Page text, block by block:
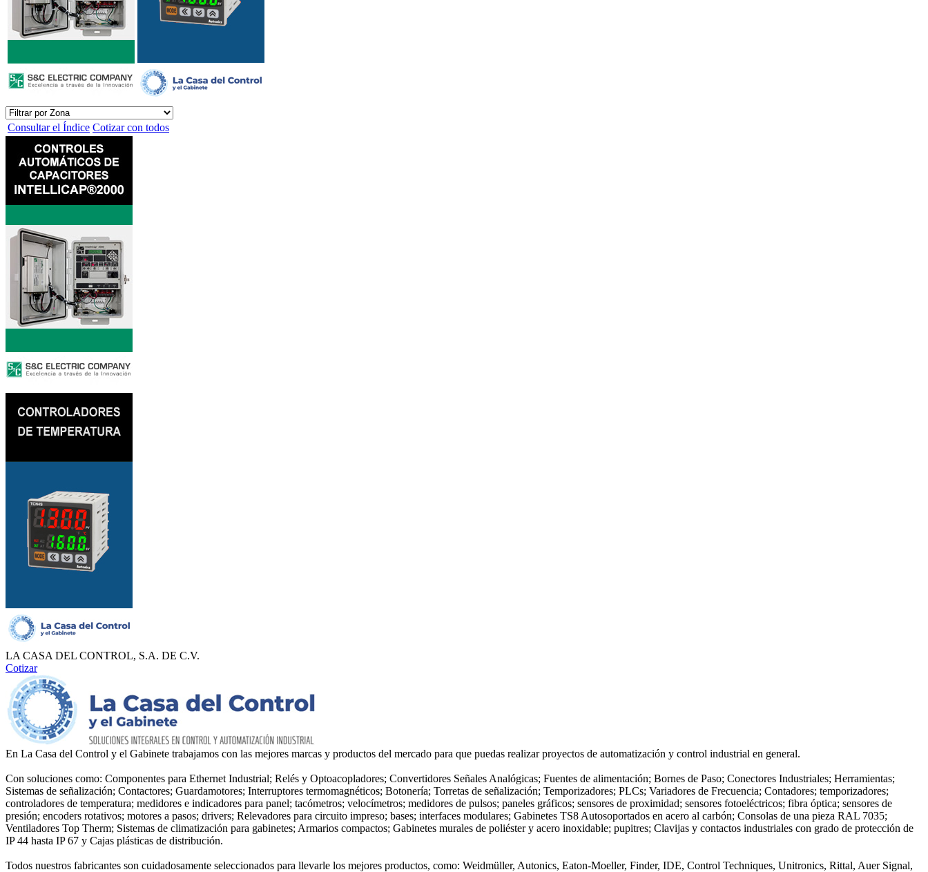
Consultar el Índice Cotizar con todos
LA CASA DEL CONTROL, S.A. DE C.V.
Cotizar
En La Casa del Control y el Gabinete trabajamos con las mejores marcas y productos del mercado para que puedas realizar proyectos de automatización y control industrial en general.
Con soluciones como: Componentes para Ethernet Industrial; Relés y Optoacopladores; Convertidores Señales Analógicas; Fuentes de alimentación; Bornes de Paso; Conectores Industriales; Herramientas;
Sistemas de señalización; Contactores; Guardamotores; Interruptores termomagnéticos; Botonería; Torretas de señalización; Temporizadores; PLCs; Variadores de Frecuencia; Contadores; temporizadores;
controladores de temperatura; medidores e indicadores para panel; tacómetros; velocímetros; medidores de pulsos; paneles gráficos; sensores de proximidad; sensores fotoeléctricos; fibra óptica; sensores de
presión; encoders rotativos; motores a pasos; drivers; Relevadores para circuito impreso; bases; interfaces modulares; Gabinetes TS8 Autosoportados en acero al carbón; Consolas de una pieza RAL 7035;
Ventiladores Top Therm; Sistemas de climatización para gabinetes; Armarios compactos; Gabinetes murales de poliéster y acero inoxidable; pupitres; Clavijas y contactos industriales con grado de protección de
IP 44 hasta IP 67 y Cajas plásticas de distribución.
Todos nuestros fabricantes son cuidadosamente seleccionados para llevarle los mejores productos, como: Weidmüller, Autonics, Eaton-Moeller, Finder, IDE, Control Techniques, Unitronics, Rittal, Auer Signal,